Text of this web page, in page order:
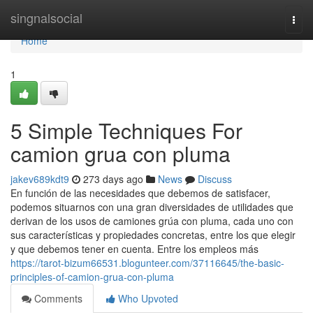
singnalsocial
Home
Home
1
5 Simple Techniques For
camion grua con pluma
jakev689kdt9 273 days ago News
Discuss
En función de las necesidades que debemos de satisfacer,
podemos situarnos con una gran diversidades de utilidades que
derivan de los usos de camiones grúa con pluma, cada uno con
sus características y propiedades concretas, entre los que elegir
y que debemos tener en cuenta. Entre los empleos más
https://tarot-bizum66531.blogunteer.com/37116645/the-basic-
principles-of-camion-grua-con-pluma
Comments
Who Upvoted